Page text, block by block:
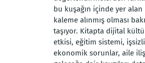
bu kuşağın içinde yer
kaleme alınmış olması
taşıyor. Kitapta dijital
etkisi, eğitim sistemi,
ekonomik sorunlar, aile